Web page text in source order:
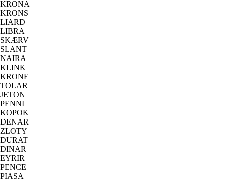
KRONA
KRONS
LIARD
LIBRA
SKÆRV
SLANT
NAIRA
KLINK
KRONE
TOLAR
JETON
PENNI
KOPOK
DENAR
ZLOTY
DURAT
DINAR
EYRIR
PENCE
PIASA